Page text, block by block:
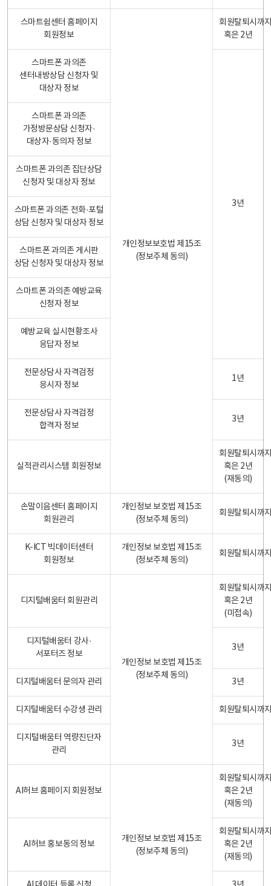
스마트쉼센터 홈페이지
회원정보
개인정보보호법 제15조
(정보주체 동의)
회원탈퇴시까
혹은 2년
스마트폰 과의존
센터내방상담 신청자 및
대상자 정보
3년
스마트폰 과의존
가정방문상담 신청자·
대상자·동의자 정보
스마트폰 과의존 집단상담
신청자 및 대상자 정보
스마트폰 과의존 전화·포털
상담 신청자 및 대상자 정보
스마트폰 과의존 게시판
상담 신청자 및 대상자 정보
스마트폰 과의존 예방교육
신청자 정보
예방교육 실시현황조사
응답자 정보
전문상담사 자격검정
응시자 정보
1년
전문상담사 자격검정
합격자 정보
3년
실적관리시스템 회원정보
회원탈퇴시까
혹은 2년
(재동의)
손말이음센터 홈페이지
회원관리
개인정보 보호법 제15조
(정보주체 동의)
회원탈퇴시까
K-ICT 빅데이터센터
회원정보
개인정보 보호법 제15조
(정보주체 동의)
회원탈퇴시까
디지털배움터 회원관리
개인정보 보호법 제15조
(정보주체 동의)
회원탈퇴시까
혹은 2년
(미접속)
디지털배움터 강사·
서포터즈 정보
3년
디지털배움터 문의자 관리 3년
디지털배움터 수강생 관리 회원탈퇴시까
디지털배움터 역량진단자
관리
3년
AI허브 홈페이지 회원정보
개인정보 보호법 제15조
(정보주체 동의)
회원탈퇴시까
혹은 2년
(재동의)
AI허브 홍보동의 정보
회원탈퇴시까
혹은 2년
(재동의)